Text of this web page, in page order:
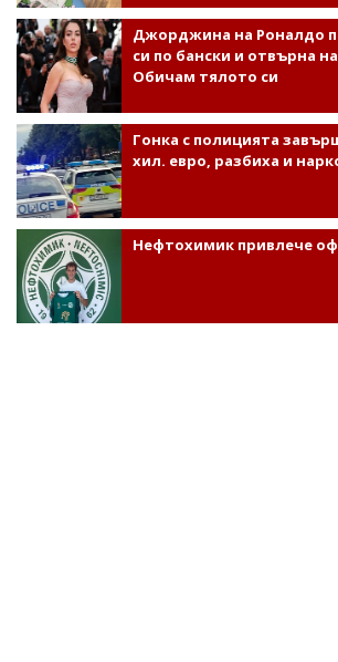
Джорджина на Роналдо
си по бански и отвърна
Обичам тялото си
Гонка с полицията
хил. евро, разбиха и
Нефтохимик привлече